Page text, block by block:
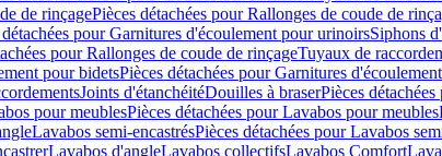
de rinçagePièces détachées pour Rallonges de coude de
détachées pour Garnitures d'écoulement pour urinoirsSiphons
pour Rallonges de coude de rinçageTuyaux de
pour bidetsPièces détachées pour Garnitures
Joints d'étanchéitéDouilles à braserPièces
pour meublesPièces détachées pour Lavabos pour meubles
Lavabos semi-encastrésPièces détachées pour Lavabos
Lavabos d'angleLavabos collectifsLavabos Comfort